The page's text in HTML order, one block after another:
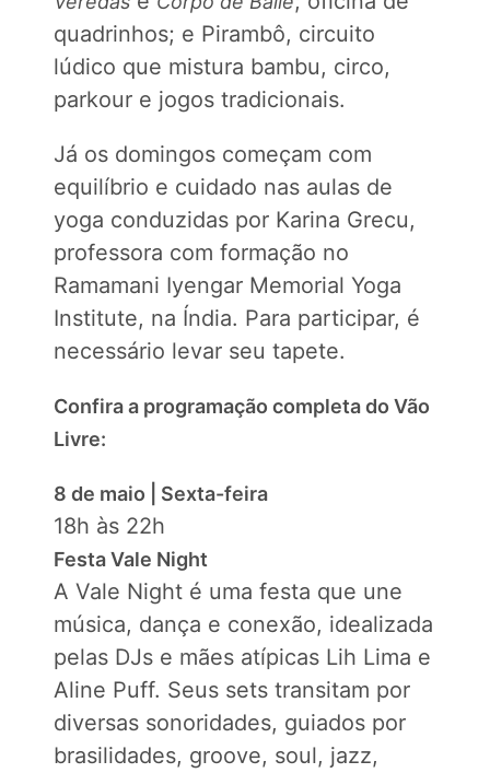
quadrinhos; e Pirambô, circuito
lúdico que mistura bambu, circo,
parkour e jogos tradicionais.
Já os domingos começam com
equilíbrio e cuidado nas aulas de
yoga conduzidas por Karina Grecu,
professora com formação no
Ramamani Iyengar Memorial Yoga
Institute, na Índia. Para participar, é
necessário levar seu tapete.
Confira a programação completa do Vão
Livre:
8 de maio | Sexta-feira
18h às 22h
Festa Vale Night
A Vale Night é uma festa que une
música, dança e conexão, idealizada
pelas DJs e mães atípicas Lih Lima e
Aline Puff. Seus sets transitam por
diversas sonoridades, guiados por
brasilidades, groove, soul, jazz,